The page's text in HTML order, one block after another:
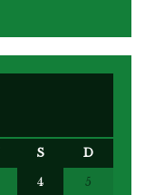
S
D
4
5